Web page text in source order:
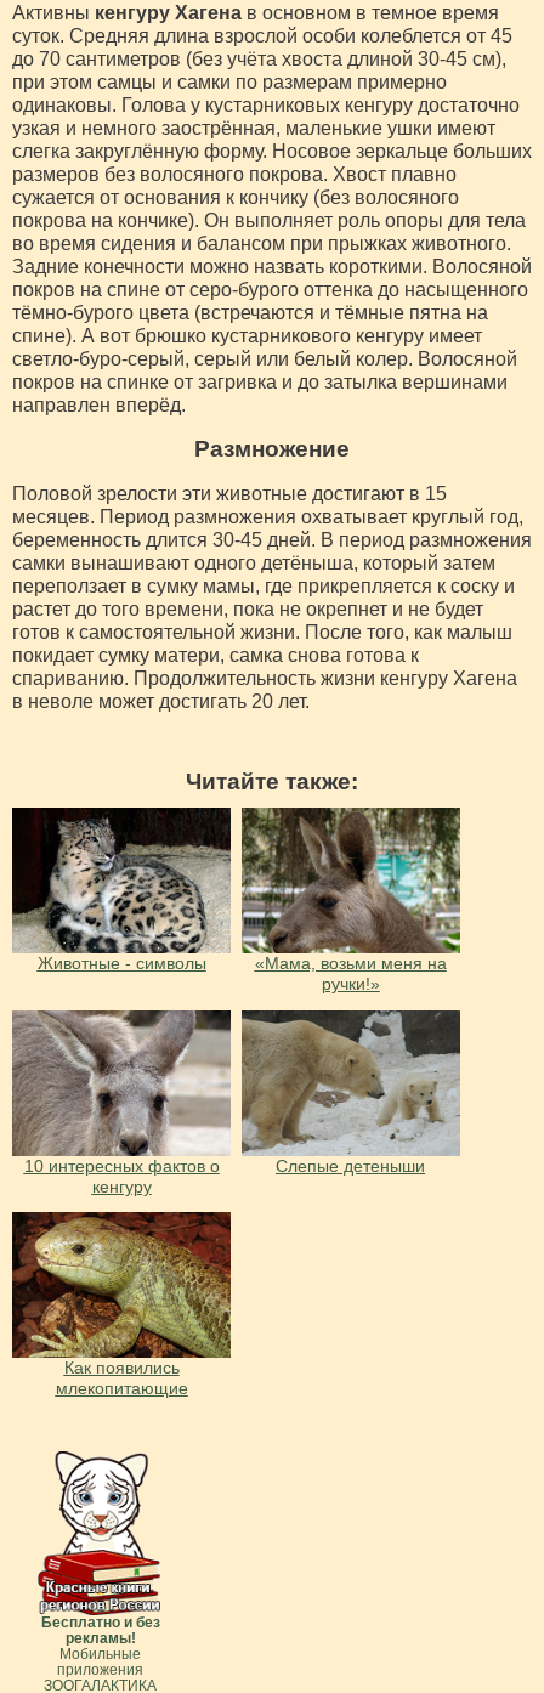
Активны кенгуру Хагена в основном в темное время
суток. Средняя длина взрослой особи колеблется от 45
до 70 сантиметров (без учёта хвоста длиной 30-45 см),
при этом самцы и самки по размерам примерно
одинаковы. Голова у кустарниковых кенгуру достаточно
узкая и немного заострённая, маленькие ушки имеют
слегка закруглённую форму. Носовое зеркальце больших
размеров без волосяного покрова. Хвост плавно
сужается от основания к кончику (без волосяного
покрова на кончике). Он выполняет роль опоры для тела
во время сидения и балансом при прыжках животного.
Задние конечности можно назвать короткими. Волосяной
покров на спине от серо-бурого оттенка до насыщенного
тёмно-бурого цвета (встречаются и тёмные пятна на
спине). А вот брюшко кустарникового кенгуру имеет
светло-буро-серый, серый или белый колер. Волосяной
покров на спинке от загривка и до затылка вершинами
направлен вперёд.
Размножение
Половой зрелости эти животные достигают в 15
месяцев. Период размножения охватывает круглый год,
беременность длится 30-45 дней. В период размножения
самки вынашивают одного детёныша, который затем
переползает в сумку мамы, где прикрепляется к соску и
растет до того времени, пока не окрепнет и не будет
готов к самостоятельной жизни. После того, как малыш
покидает сумку матери, самка снова готова к
спариванию. Продолжительность жизни кенгуру Хагена
в неволе может достигать 20 лет.
Читайте также:
Животные - символы
«Мама, возьми меня на
ручки!»
10 интересных фактов о
кенгуру
Слепые детеныши
Как появились
млекопитающие
Бесплатно и без
рекламы!
Мобильные
приложения
ЗООГАЛАКТИКА